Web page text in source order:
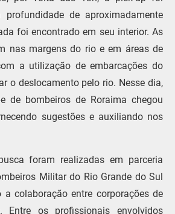
de aproximadamente
foi encontrado em seu interior. As
nas margens do rio e em áreas de
a utilização de embarcações do
o deslocamento pelo rio. Nesse dia,
de bombeiros de Roraima chegou
sugestões e auxiliando nos
foram realizadas em parceria
Militar do Rio Grande do Sul
a colaboração entre corporações de
Entre os profissionais envolvidos